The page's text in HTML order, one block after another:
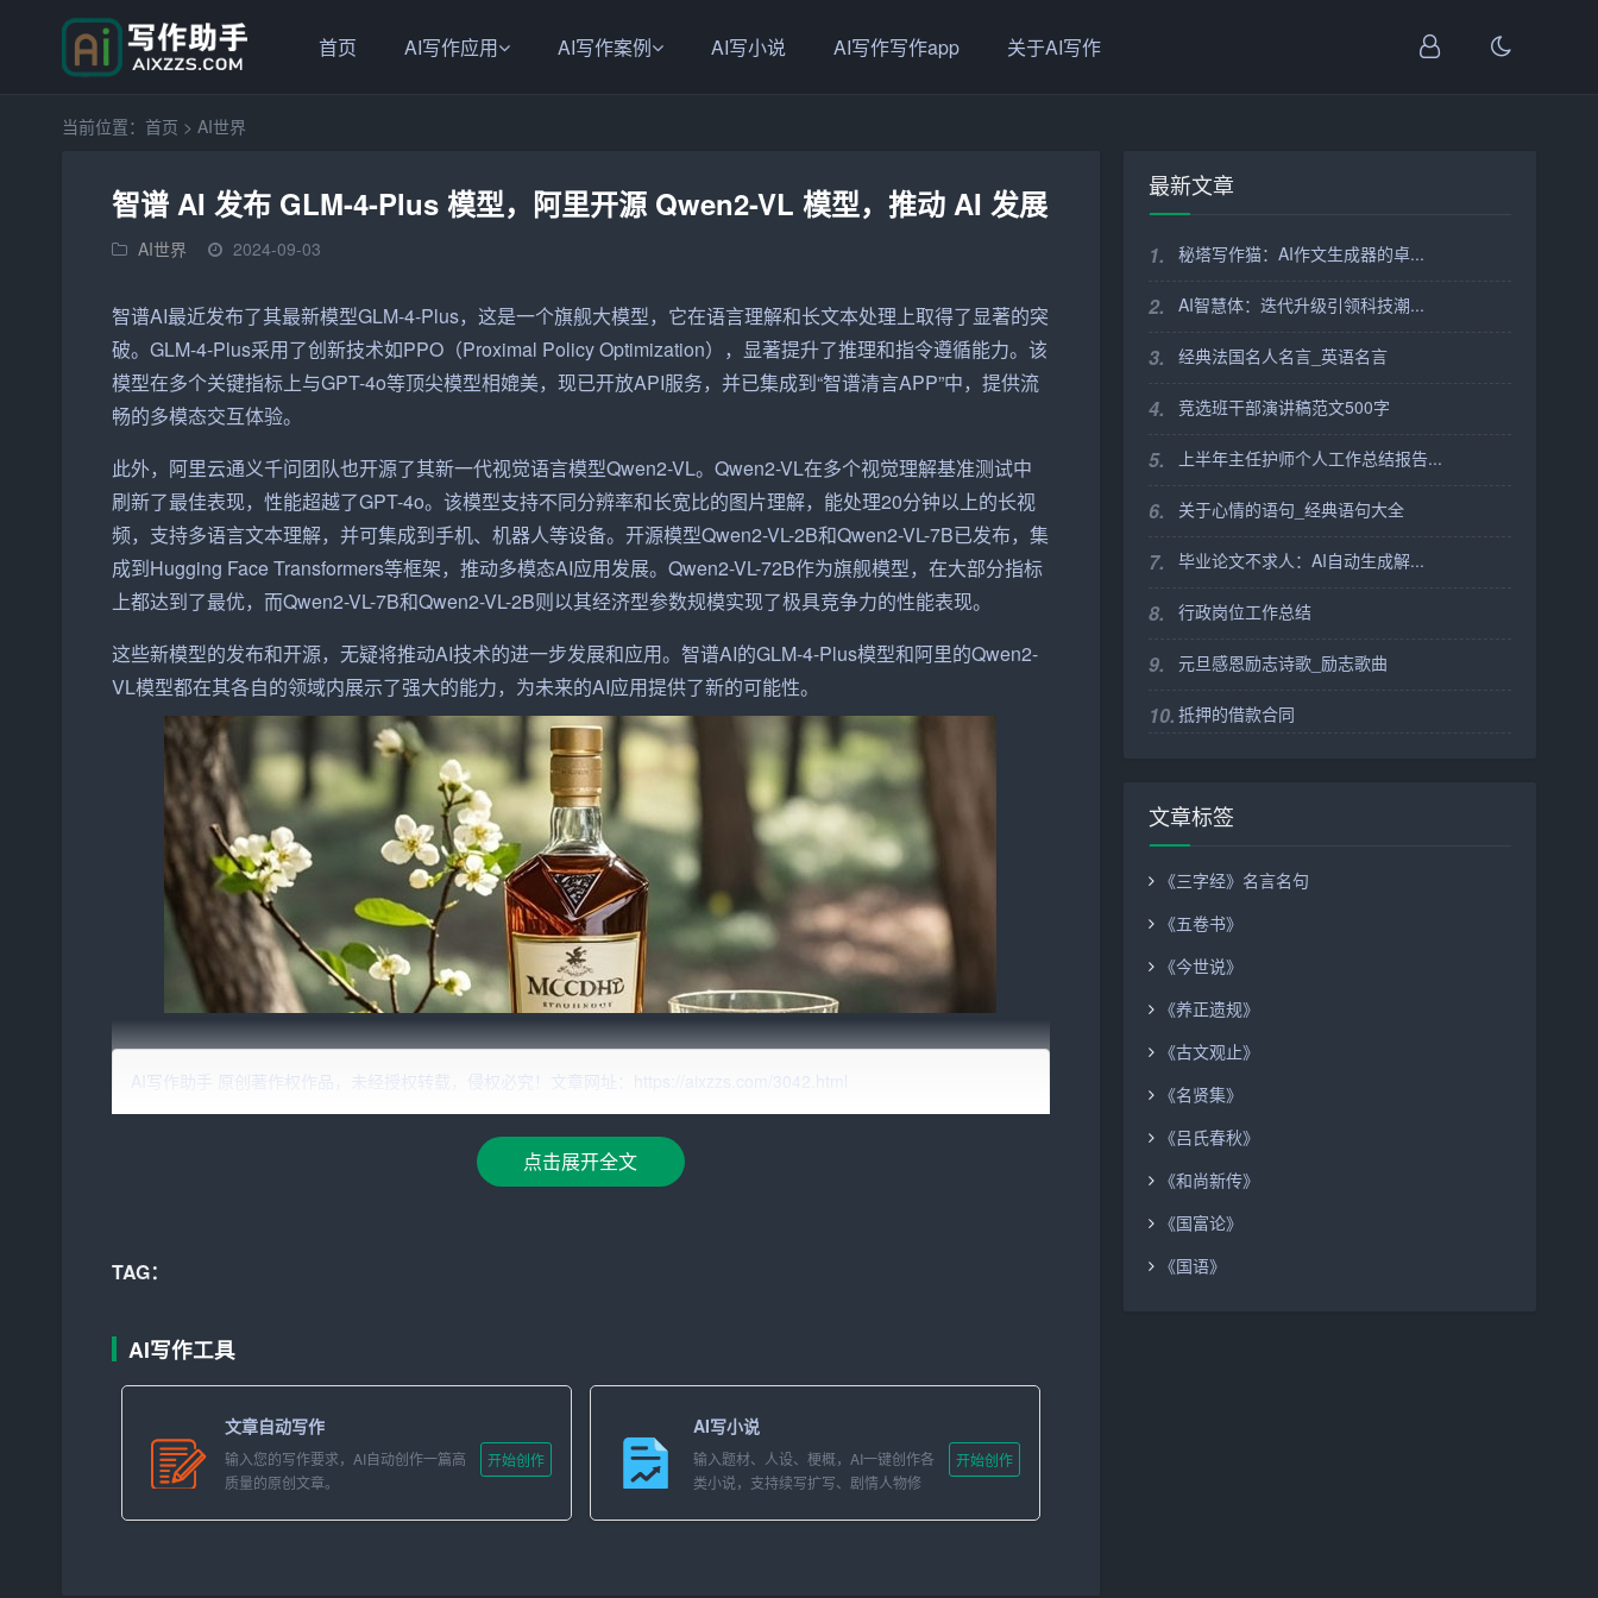
首页 AI写作应用 AI写作案例 AI写小说 AI写作写作app 关于AI写作
当前位置： 首页 > AI世界
智谱 AI 发布 GLM-4-Plus 模型，阿里开源 Qwen2-VL 模型，推动 AI 发展
AI世界 2024-09-03
智谱AI最近发布了其最新模型GLM-4-Plus，这是一个旗舰大模型，它在语言理解和长文本处理上取得了显著的突
破。GLM-4-Plus采用了创新技术如PPO（Proximal Policy Optimization），显著提升了推理和指令遵循能力。该
模型在多个关键指标上与GPT-4o等顶尖模型相媲美，现已开放API服务，并已集成到“智谱清言APP”中，提供流
畅的多模态交互体验。
此外，阿里云通义千问团队也开源了其新一代视觉语言模型Qwen2-VL。Qwen2-VL在多个视觉理解基准测试中
刷新了最佳表现，性能超越了GPT-4o。该模型支持不同分辨率和长宽比的图片理解，能处理20分钟以上的长视
频，支持多语言文本理解，并可集成到手机、机器人等设备。开源模型Qwen2-VL-2B和Qwen2-VL-7B已发布，集
成到Hugging Face Transformers等框架，推动多模态AI应用发展。Qwen2-VL-72B作为旗舰模型，在大部分指标
上都达到了最优，而Qwen2-VL-7B和Qwen2-VL-2B则以其经济型参数规模实现了极具竞争力的性能表现。
这些新模型的发布和开源，无疑将推动AI技术的进一步发展和应用。智谱AI的GLM-4-Plus模型和阿里的Qwen2-
VL模型都在其各自的领域内展示了强大的能力，为未来的AI应用提供了新的可能性。
GLM-4-Plus模型在实际应用中的具体应用场景
GLM-4-Plus模型由于其全面的语言理解和长文本处理能力，适用于多种应用场景：
聊天机器人：可以创建用于客户服务、娱乐交流的聊天机器人。
：生成创意文本、撰写文章、编写故事或广告文案，适用于内容产业和营销。
教育辅导
：理解和生成教育内容，用于智能教育辅导、自动出题和学习反馈。
数据分析
：处理和分析复杂数据，适用于金融分析、市场研究等。
编程辅助：理解编程逻辑，辅助代码生成、错误检测和修复建议。
AI写作助手 原创著作权作品，未经授权转载，侵权必究！文章网址：https://aixzzs.com/3042.html
点击展开全文
TAG：
AI写作工具
文章自动写作
输入您的写作要求，AI自动创作一篇高
质量的原创文章。
开始创作
AI写小说
输入题材、人设、梗概，AI一键创作各
类小说，支持续写扩写、剧情人物修
开始创作
最新文章
1. 秘塔写作猫：AI作文生成器的卓...
2. AI智慧体：迭代升级引领科技潮...
3. 经典法国名人名言_英语名言
4. 竞选班干部演讲稿范文500字
5. 上半年主任护师个人工作总结报告...
6. 关于心情的语句_经典语句大全
7. 毕业论文不求人：AI自动生成解...
8. 行政岗位工作总结
9. 元旦感恩励志诗歌_励志歌曲
10. 抵押的借款合同
文章标签
《三字经》名言名句
《五卷书》
《今世说》
《养正遗规》
《古文观止》
《名贤集》
《吕氏春秋》
《和尚新传》
《国富论》
《国语》